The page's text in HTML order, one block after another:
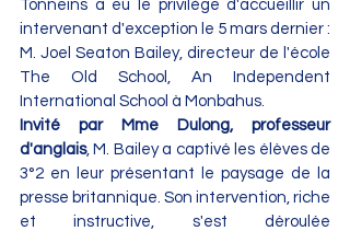
Tonneins a eu le privilège d'accueillir un
intervenant d'exception le 5 mars dernier :
M. Joel Seaton Bailey, directeur de l'école
The Old School, An Independent
International School à Monbahus.
Invité par Mme Dulong, professeur
d'anglais, M. Bailey a captivé les élèves de
3°2 en leur présentant le paysage de la
presse britannique. Son intervention, riche
et instructive, s'est déroulée